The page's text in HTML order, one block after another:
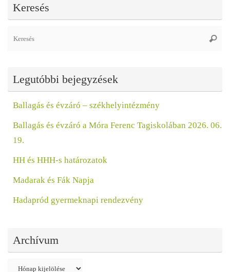
Keresés
Legutóbbi bejegyzések
Ballagás és évzáró – székhelyintézmény
Ballagás és évzáró a Móra Ferenc Tagiskolában 2026. 06.
19.
HH és HHH-s határozatok
Madarak és Fák Napja
Hadapród gyermeknapi rendezvény
Archívum
Archívum